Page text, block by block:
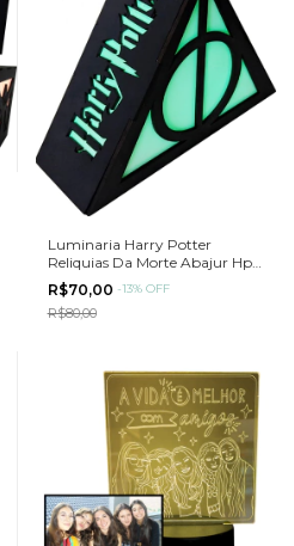
Luminaria Harry Potter
Reliquias Da Morte Abajur Hp
20x15x6cm
R$70,00 -13% OFF
R$80,00